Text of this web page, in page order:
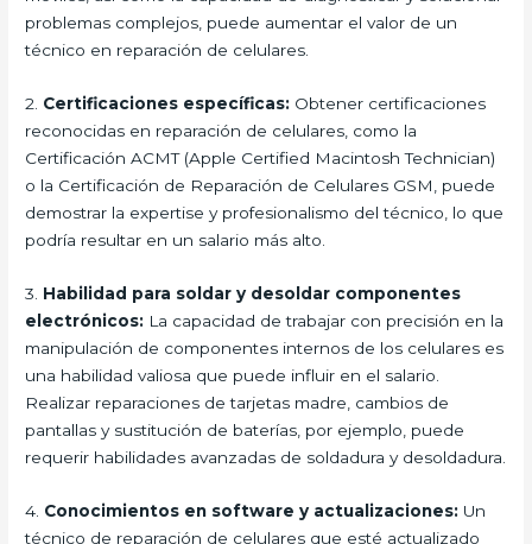
problemas complejos, puede aumentar el valor de un
técnico en reparación de celulares.
2. Certificaciones específicas: Obtener certificaciones
reconocidas en reparación de celulares, como la
Certificación ACMT (Apple Certified Macintosh Technician)
o la Certificación de Reparación de Celulares GSM, puede
demostrar la expertise y profesionalismo del técnico, lo que
podría resultar en un salario más alto.
3. Habilidad para soldar y desoldar componentes
electrónicos: La capacidad de trabajar con precisión en la
manipulación de componentes internos de los celulares es
una habilidad valiosa que puede influir en el salario.
Realizar reparaciones de tarjetas madre, cambios de
pantallas y sustitución de baterías, por ejemplo, puede
requerir habilidades avanzadas de soldadura y desoldadura.
4. Conocimientos en software y actualizaciones: Un
técnico de reparación de celulares que esté actualizado